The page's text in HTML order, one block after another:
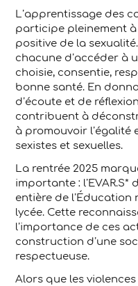
L’apprentissage des
participe pleinement
positive de la
chacune d’accéder à
choisie, consentie,
bonne santé. En
d’écoute et de
contribuent à
à promouvoir l’égalité
sexistes et sexuelles.
La rentrée 2025
importante :
entière de
lycée. Cette
l’importance de ces
construction d’une
respectueuse.
Alors que les